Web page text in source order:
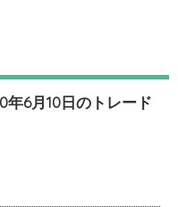
年6月10日のトレード